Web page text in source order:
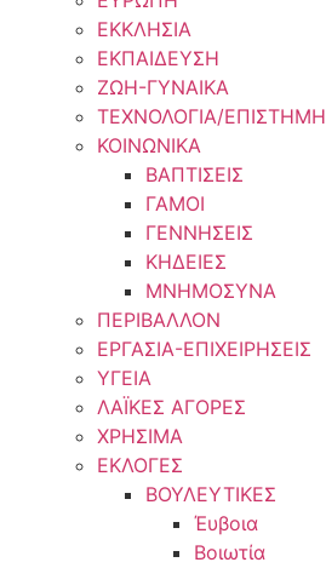
ΕΚΚΛΗΣΙΑ
ΕΚΠΑΙΔΕΥΣΗ
ΖΩΗ-ΓΥΝΑΙΚΑ
ΤΕΧΝΟΛΟΓΙΑ/ΕΠΙΣΤΗΜΗ
ΚΟΙΝΩΝΙΚΑ
ΒΑΠΤΙΣΕΙΣ
ΓΑΜΟΙ
ΓΕΝΝΗΣΕΙΣ
ΚΗΔΕΙΕΣ
ΜΝΗΜΟΣΥΝΑ
ΠΕΡΙΒΑΛΛΟΝ
ΕΡΓΑΣΙΑ-ΕΠΙΧΕΙΡΗΣΕΙΣ
ΥΓΕΙΑ
ΛΑΪΚΕΣ ΑΓΟΡΕΣ
ΧΡΗΣΙΜΑ
ΕΚΛΟΓΕΣ
ΒΟΥΛΕΥΤΙΚΕΣ
Έυβοια
Βοιωτία